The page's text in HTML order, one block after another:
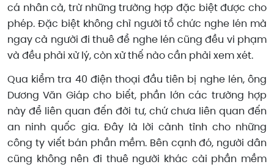
cá nhân cả, trừ những trường hợp đặc biệt được cho
phép. Đặc biệt không chỉ người tổ chức nghe lén mà
ngay cả người đi thuê để nghe lén cũng đều vi phạm
và đều phải xử lý, còn xử thế nào cần phải xem xét.
Qua kiểm tra 40 điện thoại đầu tiên bị nghe lén, ông
Dương Văn Giáp cho biết, phần lớn các trường hợp
này để liên quan đến đời tư, chứ chưa liên quan đến
an ninh quốc gia. Đây là lời cảnh tỉnh cho những
công ty viết bán phần mềm. Bên cạnh đó, người dân
cũng không nên đi thuê người khác cài phần mềm